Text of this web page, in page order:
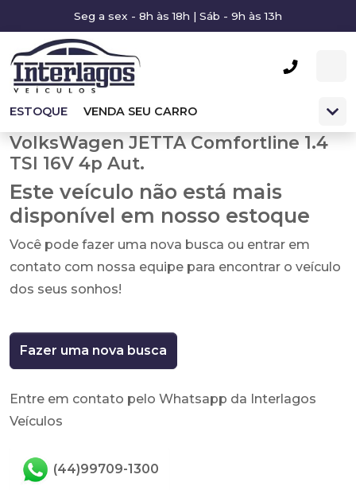
Seg a sex - 8h às 18h | Sáb - 9h às 13h
ESTOQUE VENDA SEU CARRO
VolksWagen JETTA Comfortline 1.4
TSI 16V 4p Aut.
Este veículo não está mais
disponível em nosso estoque
Você pode fazer uma nova busca ou entrar em
contato com nossa equipe para encontrar o veículo
dos seus sonhos!
Fazer uma nova busca
Entre em contato pelo Whatsapp da Interlagos
Veículos
(44)99709-1300